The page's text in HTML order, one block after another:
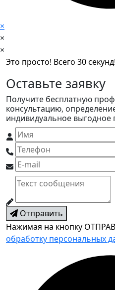
×
×
×
Это просто! Всего 30 секунд!
Оставьте заявку
Получите бесплатную
консультацию,
индивидуальное
Отправить
Нажимая на кнопку
обработку персональных